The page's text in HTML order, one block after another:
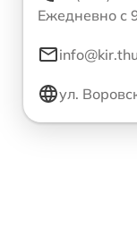
Ежедневно с
ул.